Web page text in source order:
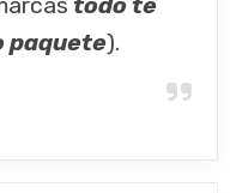
todo te
paquete).